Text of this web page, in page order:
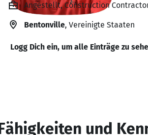
Angestellt, Construction
Bentonville, Vereinigte Staaten
Logg Dich ein, um alle Einträge zu
und